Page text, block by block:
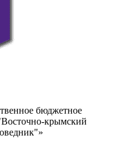
бюджетное
крымский